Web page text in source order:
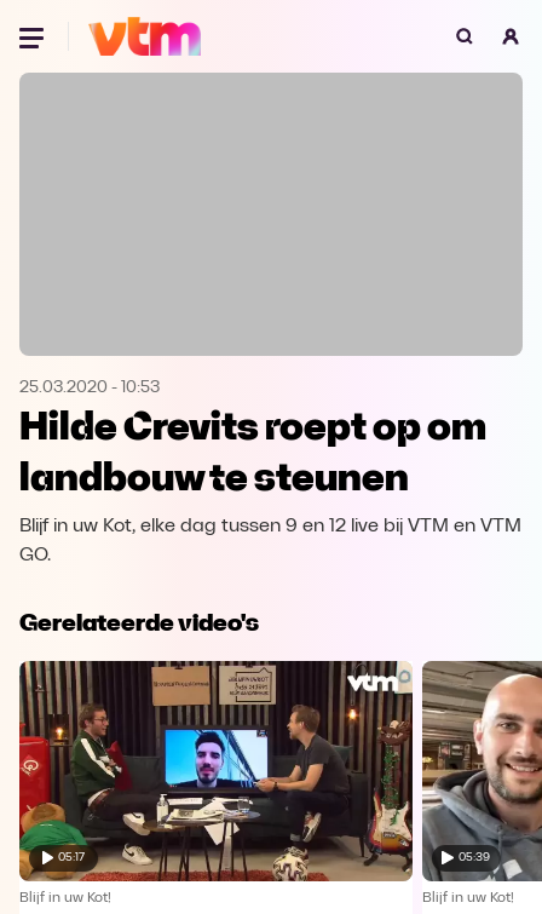
Oeps, browser niet ondersteund
Microsoft Edge Download
Opera Download
25.03.2020 - 10:53
Hilde Crevits roept op om
landbouw te steunen
Blijf in uw Kot, elke dag tussen 9 en 12 live bij VTM en VTM
GO.
Gerelateerde video's
05:17
Blijf in uw Kot!
05:39
Blijf in uw Kot!